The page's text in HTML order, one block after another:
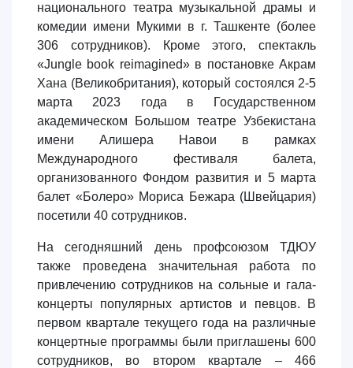
национального театра музыкальной драмы и
комедии имени Мукими в г. Ташкенте (более
306 сотрудников). Кроме этого, спектакль
«Jungle book reimagined» в постановке Акрам
Хана (Великобритания), который состоялся 2-5
марта 2023 года в Государственном
академическом Большом театре Узбекистана
имени Алишера Навои в рамках
Международного фестиваля балета,
организованного Фондом развития и 5 марта
балет «Болеро» Мориса Бежара (Швейцария)
посетили 40 сотрудников.
На сегодняшний день профсоюзом ТДЮУ
также проведена значительная работа по
привлечению сотрудников на сольные и гала-
концерты популярных артистов и певцов. В
первом квартале текущего года на различные
концертные программы были приглашены 600
сотрудников, во втором квартале – 466